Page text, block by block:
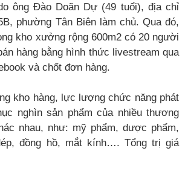
ông Đào Doãn Dự (49 tuổi), địa chỉ
phường Tân Biên làm chủ. Qua đó,
kho xưởng rộng 600m2 có 20 người
hàng bằng hình thức livestream qua
và chốt đơn hàng.
kho hàng, lực lượng chức năng phát
nghìn sản phẩm của nhiều thương
nhau, như: mỹ phẩm, dược phẩm,
đồng hồ, mắt kính…. Tổng trị giá